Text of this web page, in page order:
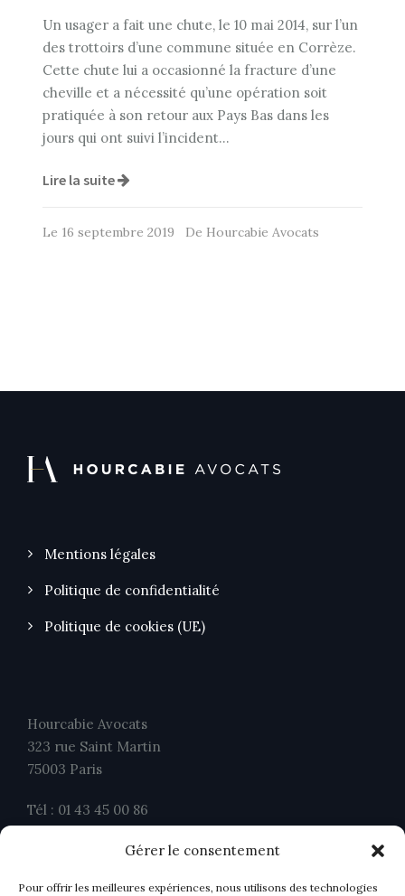
Gérer le consentement
Pour offrir les meilleures expériences, nous utilisons des technologies
Un usager a fait une chute, le 10 mai 2014, sur l’un
des trottoirs d’une commune située en Corrèze.
Cette chute lui a occasionné la fracture d’une
cheville et a nécessité qu’une opération soit
pratiquée à son retour aux Pays Bas dans les
jours qui ont suivi l’incident…
Lire la suite
Le 16 septembre 2019 De Hourcabie Avocats
Mentions légales
Politique de confidentialité
Politique de cookies (UE)
Hourcabie Avocats
323 rue Saint Martin
75003 Paris
Tél : 01 43 45 00 86
contact@ahavocats.fr